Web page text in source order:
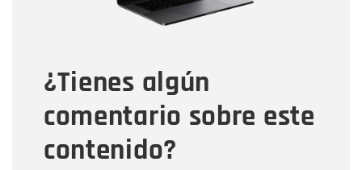
¿Tienes algún
comentario sobre este
contenido?
Tipo de comentario
Mensaje